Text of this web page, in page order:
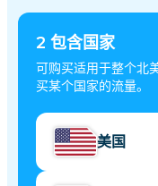
2 包含国家
可购买适用于整个北
买某个国家的流量。
美国